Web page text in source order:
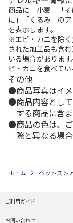
商品に「小麦」「
に」「くるみ」の
を表示します。
※エビ・カニを除
された加工品も含
いる場合がありま
ビ・カニを食べてい
その他
商品写真はイメ
商品内容とし
する商品に含
商品の色は、
際と異なる場
ホーム ペットスト
ご利用ガイド
お問い合わせ